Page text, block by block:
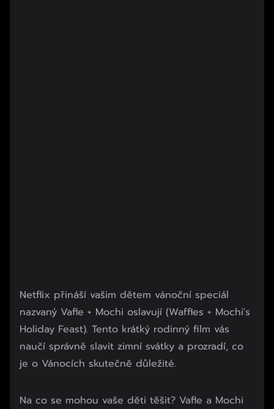
Netflix přináší vašim dětem vánoční speciál
nazvaný Vafle + Mochi oslavují (Waffles + Mochi's
Holiday Feast). Tento krátký rodinný film vás
naučí správně slavit zimní svátky a prozradí, co
je o Vánocích skutečně důležité.
Na co se mohou vaše děti těšit? Vafle a Mochi